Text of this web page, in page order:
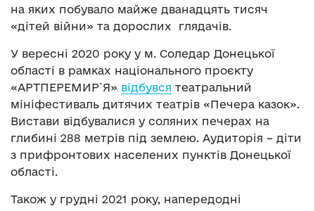
на яких побувало майже дванадцять тисяч
«дітей війни» та дорослих глядачів.
У вересні 2020 року у м. Соледар Донецької
області в рамках національного проєкту
«АРТПЕРЕМИР`Я» відбувся театральний
мініфестиваль дитячих театрів «Печера казок».
Вистави відбувалися у соляних печерах на
глибині 288 метрів під землею. Аудиторія – діти
з прифронтових населених пунктів Донецької
області.
Також у грудні 2021 року, напередодні